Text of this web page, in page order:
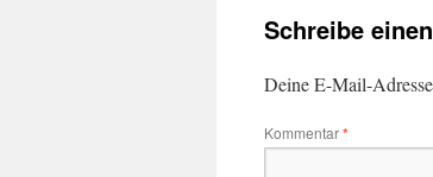
Schreibe
Deine E-Mail-
Kommentar*